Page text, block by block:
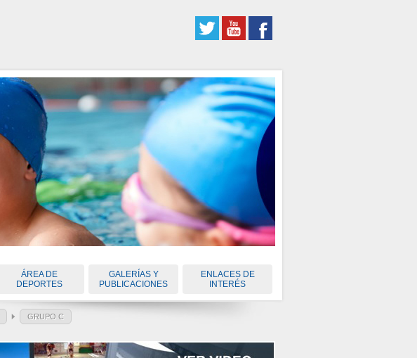
ÁREA DE
DEPORTES
GALERÍAS Y
PUBLICACIONES
ENLACES DE
INTERÉS
GRUPO C